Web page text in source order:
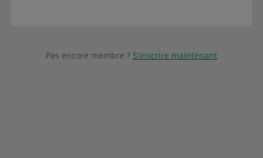
Pas encore membre ? S'inscrire maintenant